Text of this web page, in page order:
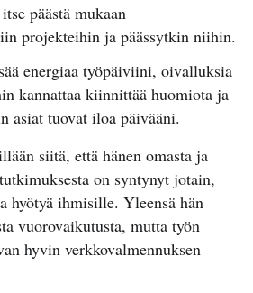
päästä mukaan
projekteihin ja päässytkin niihin.
energiaa työpäiviini, oivalluksia
kannattaa kiinnittää huomiota ja
asiat tuovat iloa päivääni.
siitä, että hänen omasta ja
on syntynyt jotain,
hyötyä ihmisille. Yleensä hän
vuorovaikutusta, mutta työn
hyvin verkkovalmennuksen